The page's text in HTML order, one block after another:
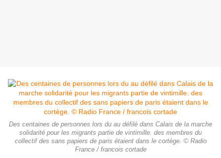
Des centaines de personnes lors du au défilé dans Calais de la marche
solidarité pour les migrants partie de vintimille. des membres du
collectif des sans papiers de paris étaient dans le cortège. © Radio
France / francois cortade